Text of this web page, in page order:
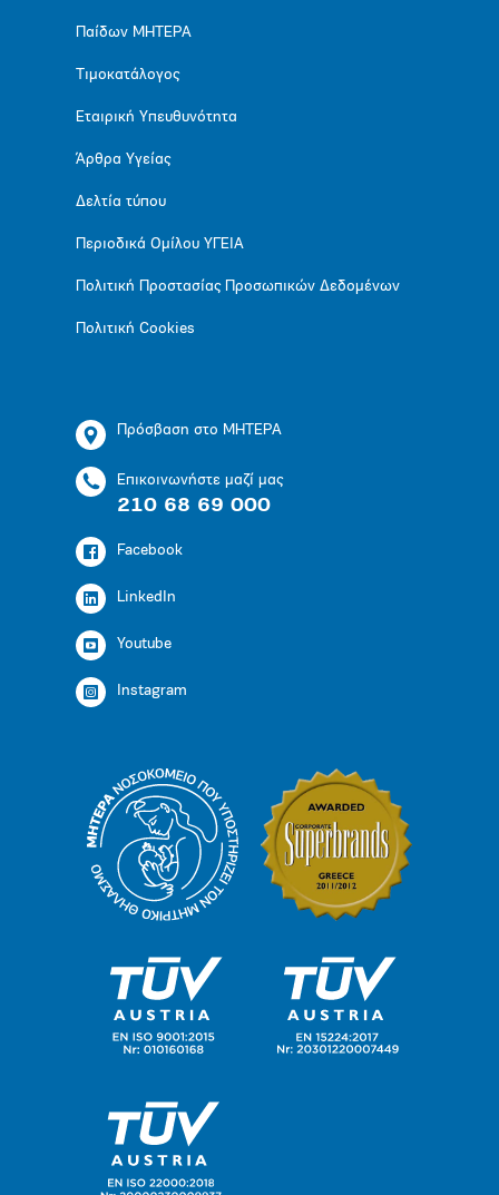
Παίδων ΜΗΤΕΡΑ
Τιμοκατάλογος
Εταιρική Υπευθυνότητα
Άρθρα Υγείας
Δελτία τύπου
Περιοδικά Ομίλου ΥΓΕΙΑ
Πολιτική Προστασίας Προσωπικών Δεδομένων
Πολιτική Cookies
Πρόσβαση στο ΜΗΤΕΡΑ
Επικοινωνήστε μαζί μας
210 68 69 000
Facebook
LinkedIn
Youtube
Instagram